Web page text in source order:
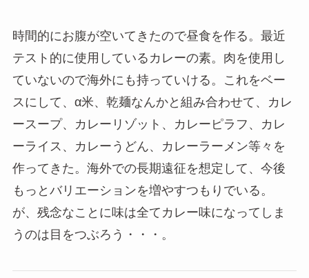
時間的にお腹が空いてきたので昼食を作る。最近
テスト的に使用しているカレーの素。肉を使用し
ていないので海外にも持っていける。これをベー
スにして、α米、乾麺なんかと組み合わせて、カレ
ースープ、カレーリゾット、カレーピラフ、カレ
ーライス、カレーうどん、カレーラーメン等々を
作ってきた。海外での長期遠征を想定して、今後
もっとバリエーションを増やすつもりでいる。
が、残念なことに味は全てカレー味になってしま
うのは目をつぶろう・・・。